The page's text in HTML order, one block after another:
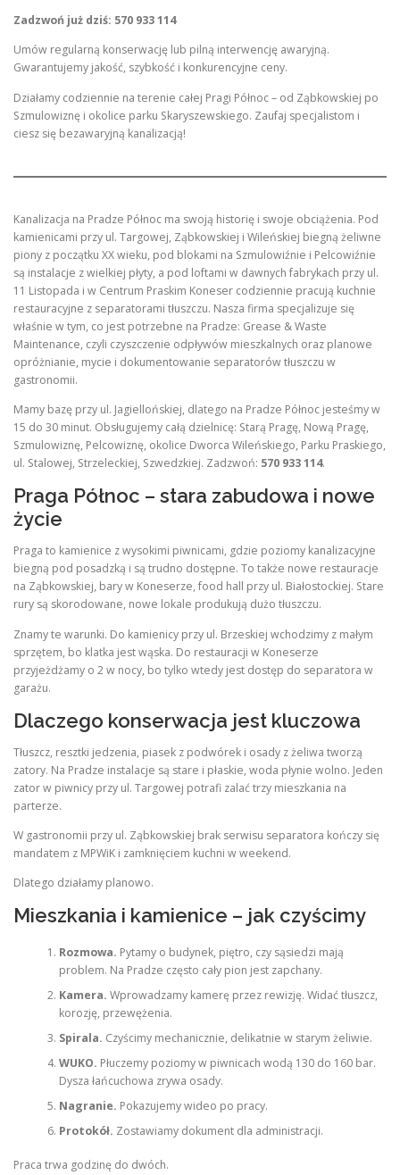
Zadzwoń już dziś: 570 933 114
Umów regularną konserwację lub pilną interwencję awaryjną.
Gwarantujemy jakość, szybkość i konkurencyjne ceny.
Działamy codziennie na terenie całej Pragi Północ – od Ząbkowskiej po
Szmulowiznę i okolice parku Skaryszewskiego. Zaufaj specjalistom i
ciesz się bezawaryjną kanalizacją!
Kanalizacja na Pradze Północ ma swoją historię i swoje obciążenia. Pod
kamienicami przy ul. Targowej, Ząbkowskiej i Wileńskiej biegną żeliwne
piony z początku XX wieku, pod blokami na Szmulowiźnie i Pelcowiźnie
są instalacje z wielkiej płyty, a pod loftami w dawnych fabrykach przy ul.
11 Listopada i w Centrum Praskim Koneser codziennie pracują kuchnie
restauracyjne z separatorami tłuszczu. Nasza firma specjalizuje się
właśnie w tym, co jest potrzebne na Pradze: Grease & Waste
Maintenance, czyli czyszczenie odpływów mieszkalnych oraz planowe
opróżnianie, mycie i dokumentowanie separatorów tłuszczu w
gastronomii.
Mamy bazę przy ul. Jagiellońskiej, dlatego na Pradze Północ jesteśmy w
15 do 30 minut. Obsługujemy całą dzielnicę: Starą Pragę, Nową Pragę,
Szmulowiznę, Pelcowiznę, okolice Dworca Wileńskiego, Parku Praskiego,
ul. Stalowej, Strzeleckiej, Szwedzkiej. Zadzwoń: 570 933 114.
Praga Północ – stara zabudowa i nowe
życie
Praga to kamienice z wysokimi piwnicami, gdzie poziomy kanalizacyjne
biegną pod posadzką i są trudno dostępne. To także nowe restauracje
na Ząbkowskiej, bary w Koneserze, food hall przy ul. Białostockiej. Stare
rury są skorodowane, nowe lokale produkują dużo tłuszczu.
Znamy te warunki. Do kamienicy przy ul. Brzeskiej wchodzimy z małym
sprzętem, bo klatka jest wąska. Do restauracji w Koneserze
przyjeżdżamy o 2 w nocy, bo tylko wtedy jest dostęp do separatora w
garażu.
Dlaczego konserwacja jest kluczowa
Tłuszcz, resztki jedzenia, piasek z podwórek i osady z żeliwa tworzą
zatory. Na Pradze instalacje są stare i płaskie, woda płynie wolno. Jeden
zator w piwnicy przy ul. Targowej potrafi zalać trzy mieszkania na
parterze.
W gastronomii przy ul. Ząbkowskiej brak serwisu separatora kończy się
mandatem z MPWiK i zamknięciem kuchni w weekend.
Dlatego działamy planowo.
Mieszkania i kamienice – jak czyścimy
Rozmowa. Pytamy o budynek, piętro, czy sąsiedzi mają
problem. Na Pradze często cały pion jest zapchany.
Kamera. Wprowadzamy kamerę przez rewizję. Widać tłuszcz,
korozję, przewężenia.
Spirala. Czyścimy mechanicznie, delikatnie w starym żeliwie.
WUKO. Płuczemy poziomy w piwnicach wodą 130 do 160 bar.
Dysza łańcuchowa zrywa osady.
Nagranie. Pokazujemy wideo po pracy.
Protokół. Zostawiamy dokument dla administracji.
Praca trwa godzinę do dwóch.